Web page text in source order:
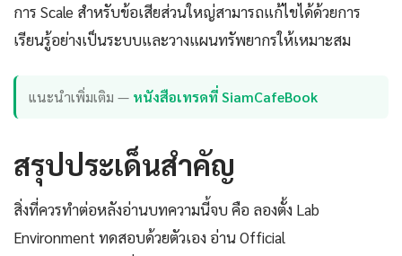
การ Scale สำหรับข้อเสียส่วนใหญ่สามารถแก้ไขได้ด้วยการ
เรียนรู้อย่างเป็นระบบและวางแผนทรัพยากรให้เหมาะสม
แนะนำเพิ่มเติม — หนังสือเทรดที่ SiamCafeBook
สรุปประเด็นสำคัญ
สิ่งที่ควรทำต่อหลังอ่านบทความนี้จบ คือ ลองตั้ง Lab
Environment ทดสอบด้วยตัวเอง อ่าน Official